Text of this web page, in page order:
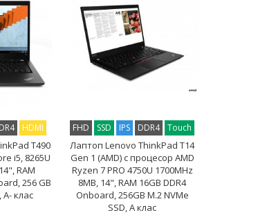
HDMI
T490
i5, 8265U
RAM
256 GB
A- клас
FHD SSD IPS DDR4 Touch
Лаптоп Lenovo ThinkPad T14
Gen 1 (AMD) с процесор AMD
Ryzen 7 PRO 4750U 1700MHz
8MB, 14", RAM 16GB DDR4
Onboard, 256GB M.2 NVMe
SSD, A клас